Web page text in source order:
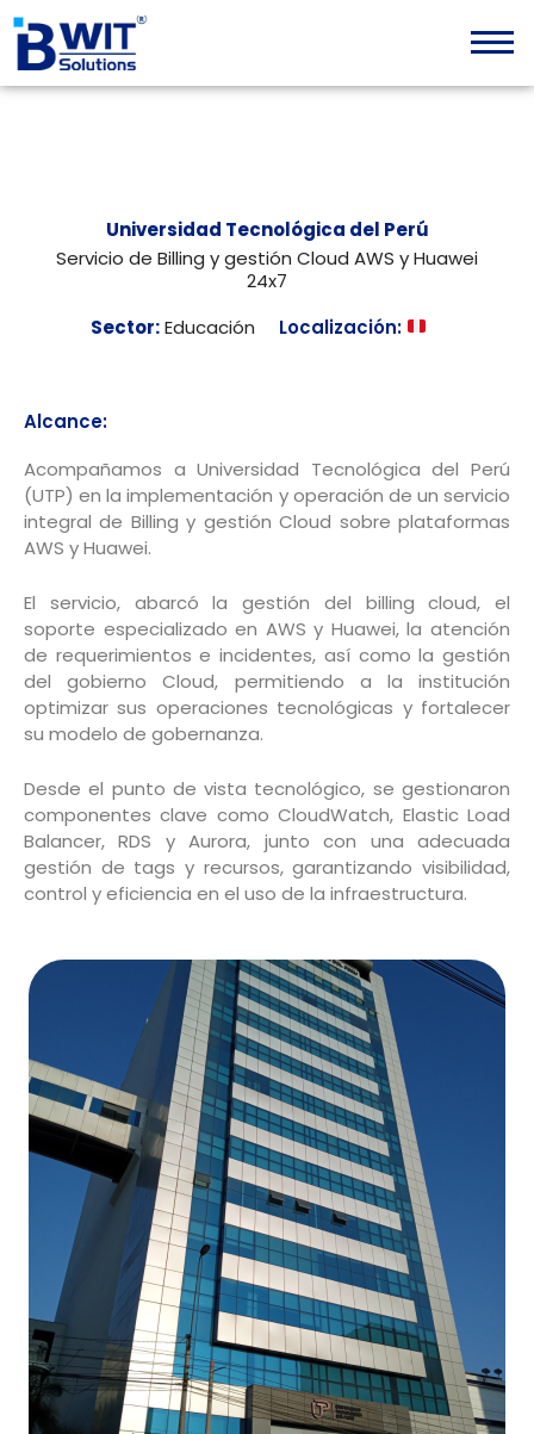
content
content
Universidad Tecnológica del Perú
Servicio de Billing y gestión Cloud AWS y Huawei
24x7
Sector:Educación Localización:
Alcance:
Acompañamos a Universidad Tecnológica del Perú
(UTP) en la implementación y operación de un servicio
integral de Billing y gestión Cloud sobre plataformas
AWS y Huawei.
El servicio, abarcó la gestión del billing cloud, el
soporte especializado en AWS y Huawei, la atención
de requerimientos e incidentes, así como la gestión
del gobierno Cloud, permitiendo a la institución
optimizar sus operaciones tecnológicas y fortalecer
su modelo de gobernanza.
Desde el punto de vista tecnológico, se gestionaron
componentes clave como CloudWatch, Elastic Load
Balancer, RDS y Aurora, junto con una adecuada
gestión de tags y recursos, garantizando visibilidad,
control y eficiencia en el uso de la infraestructura.